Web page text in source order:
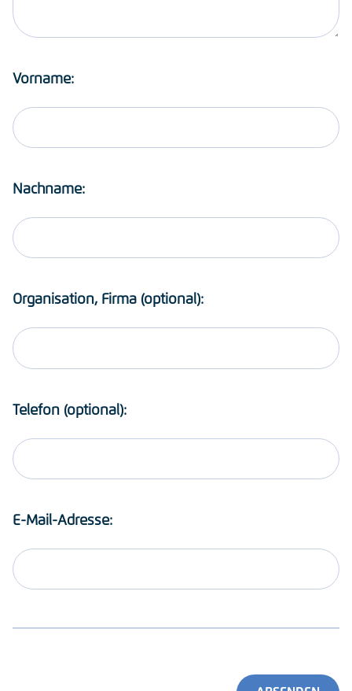
Vorname:
Nachname:
Organisation, Firma (optional):
Telefon (optional):
E-Mail-Adresse: